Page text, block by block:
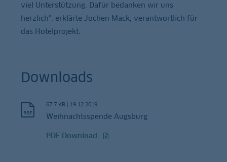
viel Unterstützung. Dafür bedanken wir uns
herzlich“, erklärte Jochen Mack, verantwortlich für
das Hotelprojekt.
Downloads
67.7 KB | 19.12.2019
Weihnachtsspende Augsburg
PDF Download